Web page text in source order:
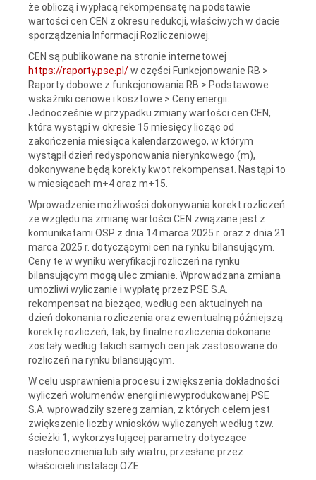
że obliczą i wypłacą rekompensatę na podstawie
wartości cen CEN z okresu redukcji, właściwych w dacie
sporządzenia Informacji Rozliczeniowej.
CEN są publikowane na stronie internetowej
https://raporty.pse.pl/w części Funkcjonowanie RB >
Raporty dobowe z funkcjonowania RB > Podstawowe
wskaźniki cenowe i kosztowe > Ceny energii.
Jednocześnie w przypadku zmiany wartości cen CEN,
która wystąpi w okresie 15 miesięcy licząc od
zakończenia miesiąca kalendarzowego, w którym
wystąpił dzień redysponowania nierynkowego (m),
dokonywane będą korekty kwot rekompensat. Nastąpi to
w miesiącach m+4 oraz m+15.
Wprowadzenie możliwości dokonywania korekt rozliczeń
ze względu na zmianę wartości CEN związane jest z
komunikatami OSP z dnia 14 marca 2025 r. oraz z dnia 21
marca 2025 r. dotyczącymi cen na rynku bilansującym.
Ceny te w wyniku weryfikacji rozliczeń na rynku
bilansującym mogą ulec zmianie. Wprowadzana zmiana
umożliwi wyliczanie i wypłatę przez PSE S.A.
rekompensat na bieżąco, według cen aktualnych na
dzień dokonania rozliczenia oraz ewentualną późniejszą
korektę rozliczeń, tak, by finalne rozliczenia dokonane
zostały według takich samych cen jak zastosowane do
rozliczeń na rynku bilansującym.
W celu usprawnienia procesu i zwiększenia dokładności
wyliczeń wolumenów energii niewyprodukowanej PSE
S.A. wprowadziły szereg zamian, z których celem jest
zwiększenie liczby wniosków wyliczanych według tzw.
ścieżki 1, wykorzystującej parametry dotyczące
nasłonecznienia lub siły wiatru, przesłane przez
właścicieli instalacji OZE.